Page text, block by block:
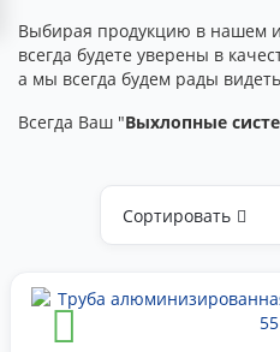
Выбирая продукцию в нашем
всегда будете уверены в
а мы всегда будем рады
Всегда Ваш "Выхлопные
Сортировать